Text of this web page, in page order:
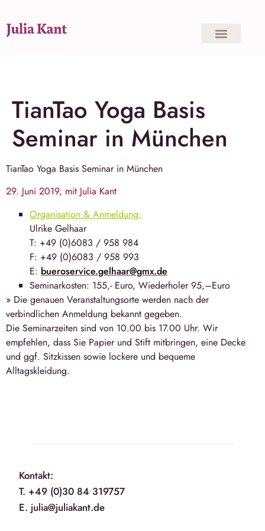
TianTao Yoga Basis
Seminar in München
TianTao Yoga Basis Seminar in München
29. Juni 2019, mit Julia Kant
Organisation & Anmeldung:
Ulrike Gelhaar
T: +49 (0)6083 / 958 984
F: +49 (0)6083 / 958 993
E: bueroservice.gelhaar@gmx.de
Seminarkosten: 155,- Euro, Wiederholer 95,–Euro
» Die genauen Veranstaltungsorte werden nach der
verbindlichen Anmeldung bekannt gegeben.
Die Seminarzeiten sind von 10.00 bis 17.00 Uhr. Wir
empfehlen, dass Sie Papier und Stift mitbringen, eine Decke
und ggf. Sitzkissen sowie lockere und bequeme
Alltagskleidung.
Kontakt:
T. +49 (0)30 84 319757
E. julia@juliakant.de